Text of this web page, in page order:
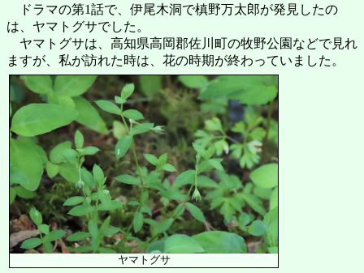
ドラマの第1話で、伊尾木洞で槙野万太郎が発見したの
は、ヤマトグサでした。
ヤマトグサは、高知県高岡郡佐川町の牧野公園などで見れ
ますが、私が訪れた時は、花の時期が終わっていました。
ヤマトグサ